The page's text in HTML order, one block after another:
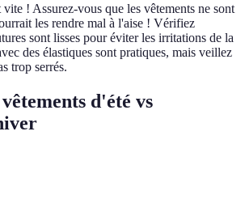
vite ! Assurez-vous que les vêtements ne sont
les rendre mal à l'aise ! Vérifiez
sont lisses pour éviter les irritations de la
des élastiques sont pratiques, mais veillez
trop serrés.
d'été vs